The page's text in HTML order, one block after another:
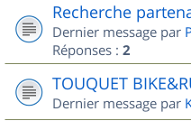
Recherche
Dernier message par
Réponses : 2
TOUQUET
Dernier message par